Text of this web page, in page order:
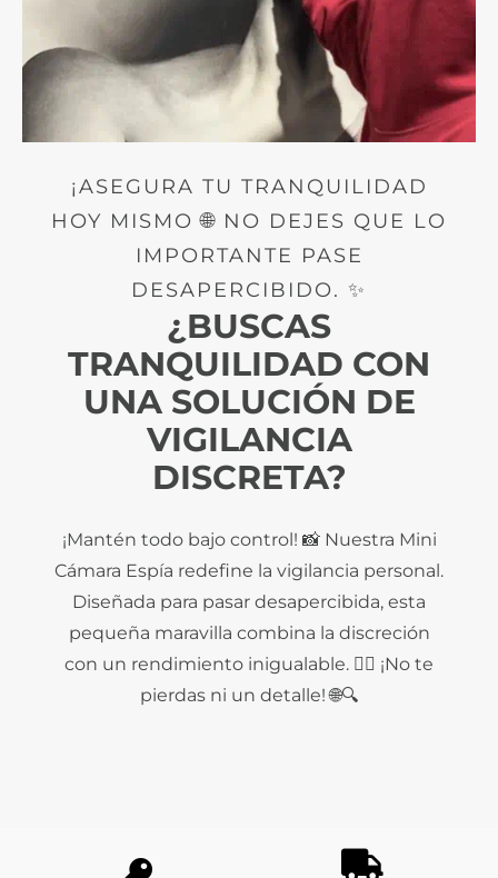
¡ASEGURA TU TRANQUILIDAD
HOY MISMO 🌐 NO DEJES QUE LO
IMPORTANTE PASE
DESAPERCIBIDO. ✨
¿BUSCAS
TRANQUILIDAD CON
UNA SOLUCIÓN DE
VIGILANCIA
DISCRETA?
¡Mantén todo bajo control! 📸 Nuestra Mini
Cámara Espía redefine la vigilancia personal.
Diseñada para pasar desapercibida, esta
pequeña maravilla combina la discreción
con un rendimiento inigualable. 🕵️‍♂️ ¡No te
pierdas ni un detalle! 🌐🔍